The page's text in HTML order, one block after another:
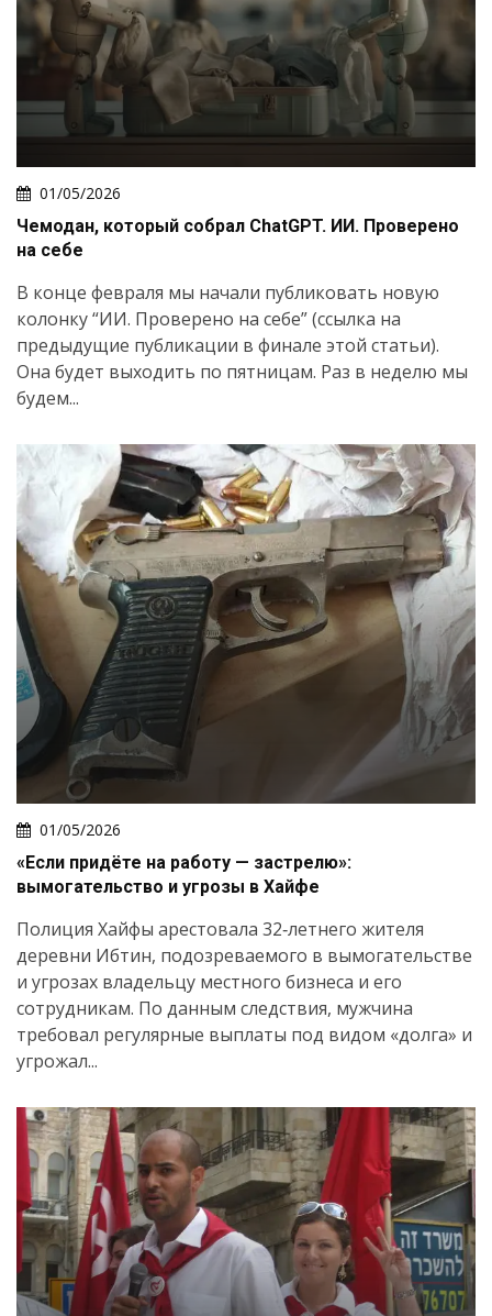
01/05/2026
Чемодан, который собрал ChatGPT. ИИ. Проверено
на себе
В конце февраля мы начали публиковать новую
колонку “ИИ. Проверено на себе” (ссылка на
предыдущие публикации в финале этой статьи).
Она будет выходить по пятницам. Раз в неделю мы
будем...
01/05/2026
«Если придёте на работу — застрелю»:
вымогательство и угрозы в Хайфе
Полиция Хайфы арестовала 32‑летнего жителя
деревни Ибтин, подозреваемого в вымогательстве
и угрозах владельцу местного бизнеса и его
сотрудникам. По данным следствия, мужчина
требовал регулярные выплаты под видом «долга» и
угрожал...